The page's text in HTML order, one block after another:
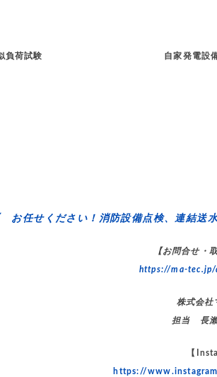
疑似負荷試験 自家発電設備 疑
お任せください！消防設備点検、連結
【お問合せ・
https://ma-
株式会社
担当 長
【
https://